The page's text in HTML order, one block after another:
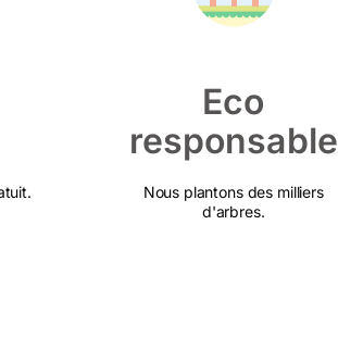
Eco
responsable
Nous plantons des milliers
d'arbres.